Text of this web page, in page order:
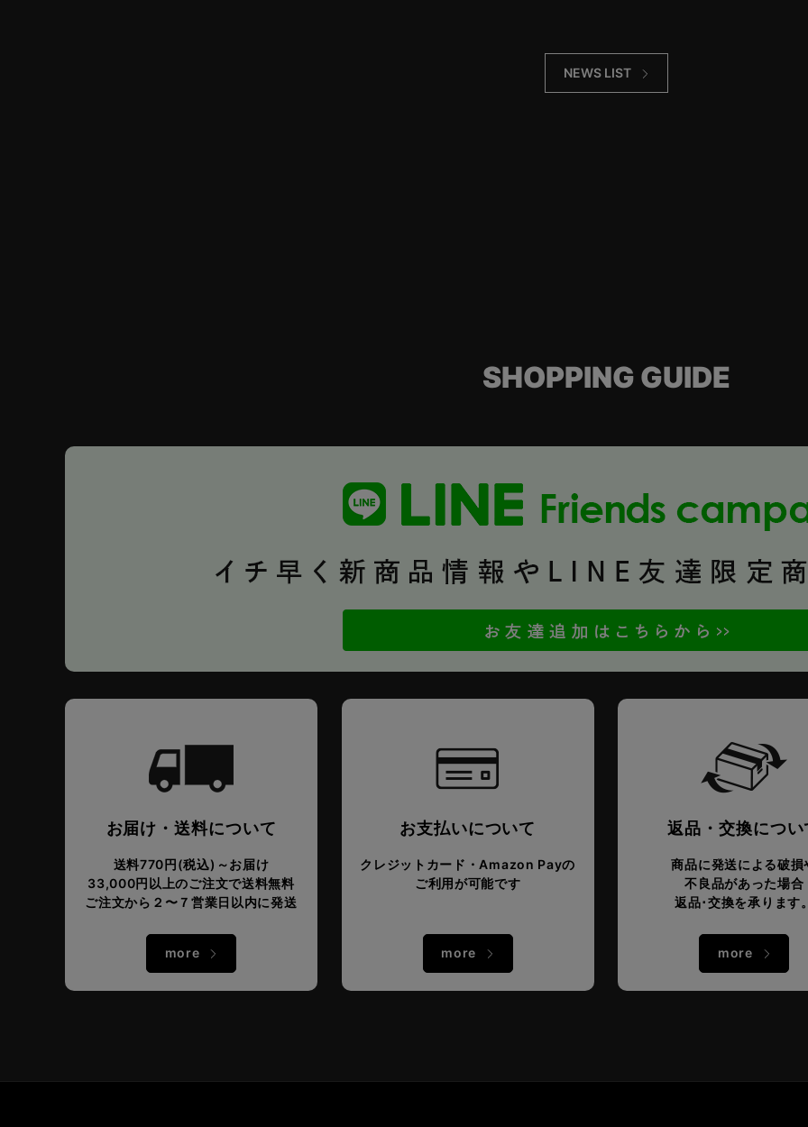
NEWS LIST
SHOPPING GUIDE
お届け・送料について
送料770円(税込)～お届け
33,000円以上のご注文で送料無料
ご注文から２〜７営業日以内に発送
more
お支払いについて
クレジットカード・Amazon Payの
ご利用が可能です
more
返品・交換につい
商品に発送による破損
不良品があった場合
返品･交換を承ります
more